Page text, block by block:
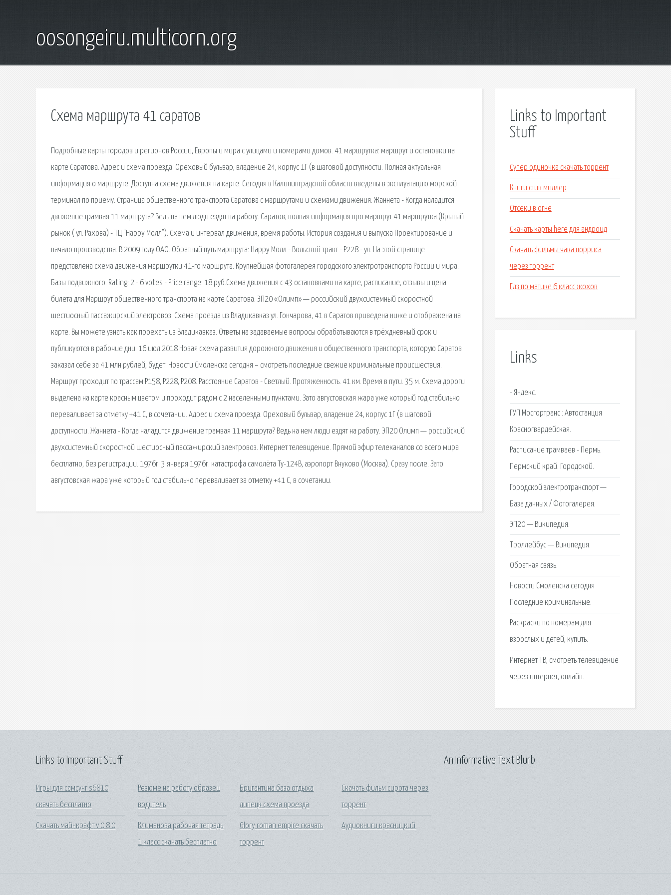
oosongeiru.multicorn.org
Схема маршрута 41 саратов
Подробные карты городов и регионов России, Европы и мира с улицами и номерами домов. 41 маршрутка: маршрут и остановки на
карте Саратова. Адрес и схема проезда. Ореховый бульвар, владение 24, корпус 1Г (в шаговой доступности. Полная актуальная
информация о маршруте. Доступна схема движения на карте. Сегодня в Калининградской области введены в эксплуатацию морской
терминал по приему. Страница общественного транспорта Саратова с маршрутами и схемами движения. Жаннета - Когда наладится
движение трамвая 11 маршрута? Ведь на нем люди ездят на работу. Саратов, полная информация про маршрут 41 маршрутка (Крытый
рынок ( ул. Рахова) - ТЦ "Happy Молл"). Схема и интервал движения, время работы. История создания и выпуска Проектирование и
начало производства. В 2009 году ОАО. Обратный путь маршрута: Happy Молл - Вольский тракт - Р228 - ул. На этой странице
представлена схема движения маршрутки 41-го маршрута. Крупнейшая фотогалерея городского электротранспорта России и мира.
Базы подвижного. Rating: 2 - 6 votes - Price range: 18 руб.Схема движения с 43 остановками на карте, расписание, отзывы и цена
билета для Маршрут общественного транспорта на карте Саратова. ЭП20 «Олимп» — российский двухсистемный скоростной
шестиосный пассажирский электровоз. Схема проезда из Владикавказ ул. Гончарова, 41 в Саратов приведена ниже и отображена на
карте. Вы можете узнать как проехать из Владикавказ. Ответы на задаваемые вопросы обрабатываются в трёхдневный срок и
публикуются в рабочие дни. 16 июл 2018 Новая схема развития дорожного движения и общественного транспорта, которую Саратов
заказал себе за 41 млн рублей, будет. Новости Смоленска сегодня – смотреть последние свежие криминальные происшествия.
Маршрут проходит по трассам Р158, Р228, Р208. Расстояние Саратов - Светлый. Протяженность. 41 км. Время в пути. 35 м. Схема дороги
выделена на карте красным цветом и проходит рядом с 2 населенными пунктами. Зато августовская жара уже который год стабильно
переваливает за отметку +41 С, в сочетании. Адрес и схема проезда. Ореховый бульвар, владение 24, корпус 1Г (в шаговой
доступности. Жаннета - Когда наладится движение трамвая 11 маршрута? Ведь на нем люди ездят на работу. ЭП20 Олимп — российский
двухсистемный скоростной шестиосный пассажирский электровоз. Интернет телевидение. Прямой эфир телеканалов со всего мира
бесплатно, без регистрации. 1976г. 3 января 1976г. катастрофа самолёта Ту-124В, аэропорт Внуково (Москва). Сразу после. Зато
августовская жара уже который год стабильно переваливает за отметку +41 С, в сочетании.
Links to Important
Stuff
Супер одиночка скачать торрент
Книги стив миллер
Отсеки в огне
Скачать карты here для андроид
Скачать фильмы чака норриса
через торрент
Гдз по матике 6 класс жохов
Links
- Яндекс.
ГУП Мосгортранс : Автостанция
Красногвардейская.
Расписание трамваев - Пермь.
Пермский край. Городской.
Городской электротранспорт —
База данных / Фотогалерея.
ЭП20 — Википедия.
Троллейбус — Википедия.
Обратная связь.
Новости Смоленска сегодня
Последние криминальные.
Раскраски по номерам для
взрослых и детей, купить.
Интернет ТВ, смотреть телевидение
через интернет, онлайн.
Links to Important Stuff
Игры для самсунг s6810
скачать бесплатно
Скачать майнкрафт v 0 8 0
Резюме на работу образец
водитель
Климанова рабочая тетрадь
1 класс скачать бесплатно
Бригантина база отдыха
липецк схема проезда
Glory roman empire скачать
торрент
Скачать фильм сирота через
торрент
Аудиокниги красницкий
An Informative Text Blurb